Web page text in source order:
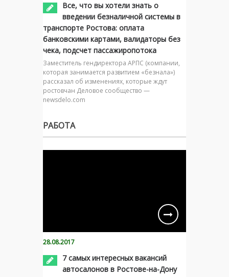
Все, что вы хотели знать о
введении безналичной системы в
транспорте Ростова: оплата
банковскими картами, валидаторы без
чека, подсчет пассажиропотока
Заместитель гендиректора АРПС (компании,
которая занимается развитием «безнала»)
рассказал об изменениях, которые ждут
ростовчан Деловое сообщество —
newsdelo.com
РАБОТА
28.08.2017
7 самых интересных вакансий
автосалонов в Ростове-на-Дону